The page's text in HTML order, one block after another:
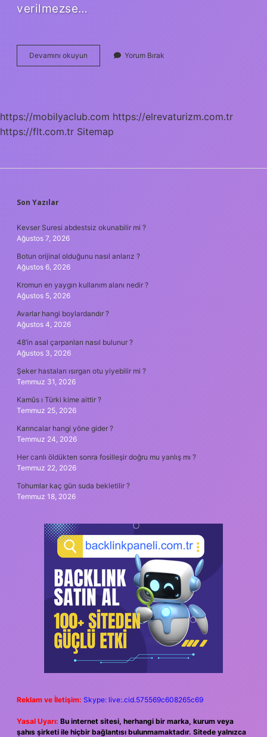
verilmezse…
Devamını okuyun
Beyannamesi
Ne
Olur
Yorum Bırak
https://mobilyaclub.com https://elrevaturizm.com.tr
https://flt.com.tr Sitemap
SIDEBAR
Son Yazılar
Kevser Suresi abdestsiz okunabilir mi ?
Ağustos 7, 2026
Botun orijinal olduğunu nasıl anlarız ?
Ağustos 6, 2026
Kromun en yaygın kullanım alanı nedir ?
Ağustos 5, 2026
Avarlar hangi boylardandır ?
Ağustos 4, 2026
48’in asal çarpanları nasıl bulunur ?
Ağustos 3, 2026
Şeker hastaları ısırgan otu yiyebilir mi ?
Temmuz 31, 2026
Kamûs ı Türki kime aittir ?
Temmuz 25, 2026
Karıncalar hangi yöne gider ?
Temmuz 24, 2026
Her canlı öldükten sonra fosilleşir doğru mu yanlış mı ?
Temmuz 22, 2026
Tohumlar kaç gün suda bekletilir ?
Temmuz 18, 2026
Reklam ve İletişim: Skype: live:.cid.575569c608265c69
Yasal Uyarı: Bu internet sitesi, herhangi bir marka, kurum veya
şahıs şirketi ile hiçbir bağlantısı bulunmamaktadır. Sitede yalnızca